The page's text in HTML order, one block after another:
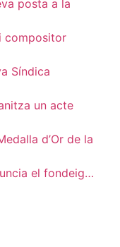
posta a la
compositor
Síndica
un acte
d’Or de la
el fondeig…